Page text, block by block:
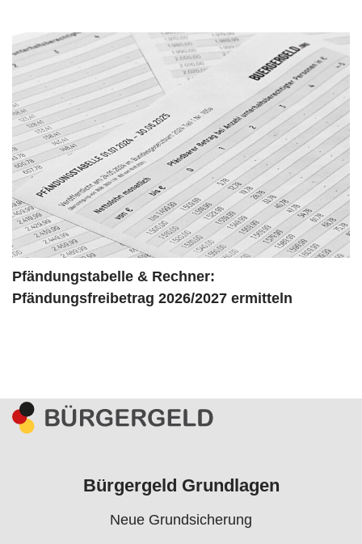
Pfändungstabelle & Rechner:
Pfändungsfreibetrag 2026/2027 ermitteln
Bürgergeld Grundlagen
Neue Grundsicherung